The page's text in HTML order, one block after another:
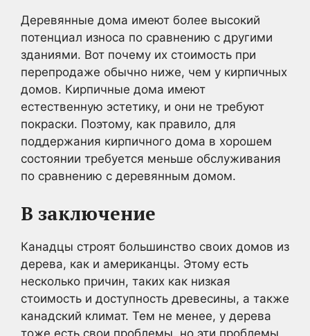
Деревянные дома имеют более высокий
потенциал износа по сравнению с другими
зданиями. Вот почему их стоимость при
перепродаже обычно ниже, чем у кирпичных
домов. Кирпичные дома имеют
естественную эстетику, и они не требуют
покраски. Поэтому, как правило, для
поддержания кирпичного дома в хорошем
состоянии требуется меньше обслуживания
по сравнению с деревянным домом.
В заключение
Канадцы строят большинство своих домов из
дерева, как и американцы. Этому есть
несколько причин, таких как низкая
стоимость и доступность древесины, а также
канадский климат. Тем не менее, у дерева
тоже есть свои проблемы, но эти проблемы